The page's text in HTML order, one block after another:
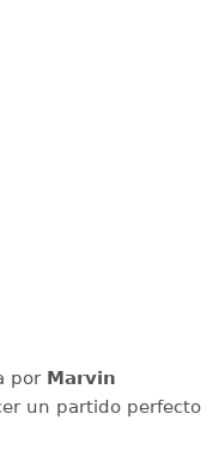
por Marvin
un partido perfecto